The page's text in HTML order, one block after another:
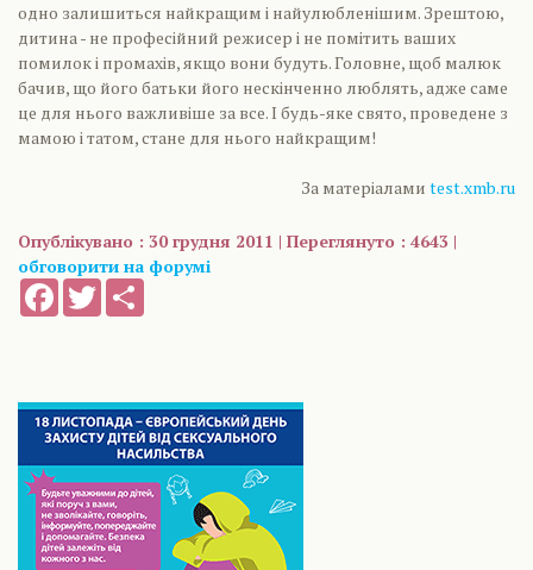
одно залишиться найкращим і найулюбленішим. Зрештою,
дитина - не професійний режисер і не помітить ваших
помилок і промахів, якщо вони будуть. Головне, щоб малюк
бачив, що його батьки його нескінченно люблять, адже саме
це для нього важливіше за все. І будь-яке свято, проведене з
мамою і татом, стане для нього найкращим!
За матеріалами test.xmb.ru
Опублікувано : 30 грудня 2011 | Переглянуто : 4643 |
обговорити на форумі
FacebookTwitter